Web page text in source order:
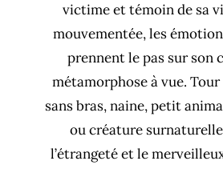
victime et témoin de sa
mouvementée, les
prennent le pas sur son
métamorphose à vue.
sans bras, naine, petit
ou créature
l’étrangeté et le